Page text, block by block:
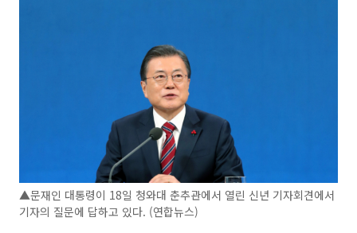
▲문재인 대통령이 18일 청와대 춘추관에서 열린 신년 기자회견에서
기자의 질문에 답하고 있다. (연합뉴스)